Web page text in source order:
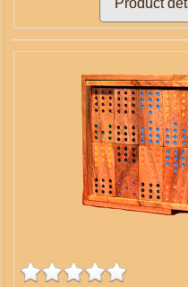
Product